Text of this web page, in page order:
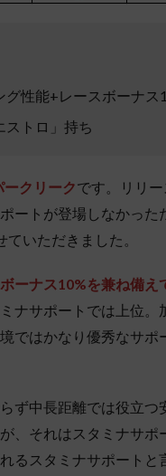
性能+レースボーナス
ストロ」持ち
ークリークです。リリ
ートが登場しなかった
いただきました。
ーナス10%を兼ね備え
ナサポートでは上位。
ではかなり優秀なサポ
ず中長距離では役立
、それはスタミナサポ
るスタミナサポートと